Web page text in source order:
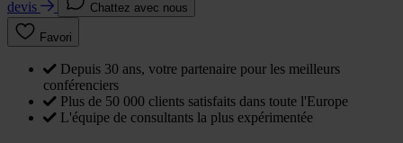
devis
Chattez avec nous
Favori
Depuis 30 ans, votre partenaire pour les meilleurs
conférenciers
Plus de 50 000 clients satisfaits dans toute l'Europe
L'équipe de consultants la plus expérimentée